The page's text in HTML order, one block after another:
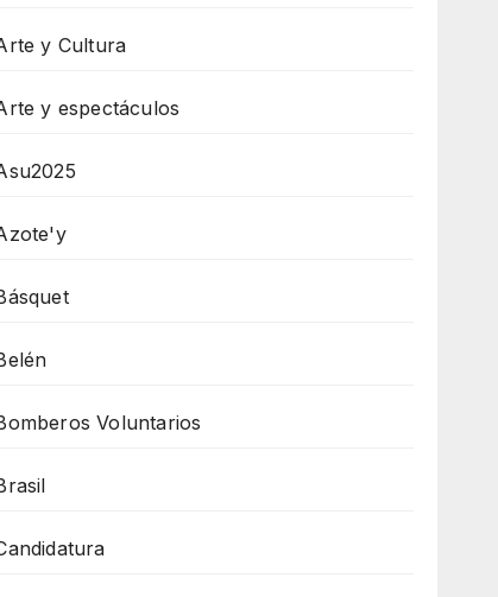
y Cultura
y espectáculos
Voluntarios